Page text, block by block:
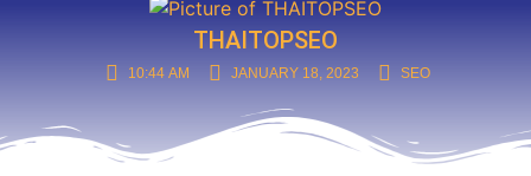
THAITOPSEO
10:44 AM JANUARY 18, 2023 SEO